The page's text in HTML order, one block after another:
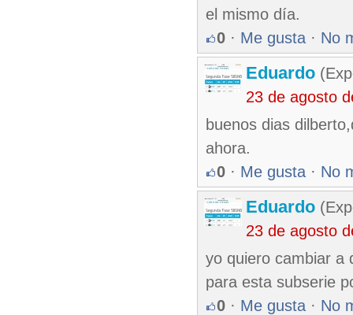
el mismo día.
0 · Me gusta · No
Eduardo
23 de agosto
buenos dias
ahora.
0 · Me gusta · No
Eduardo
23 de agosto
yo quiero cambiar a
para esta subserie
0 · Me gusta · No